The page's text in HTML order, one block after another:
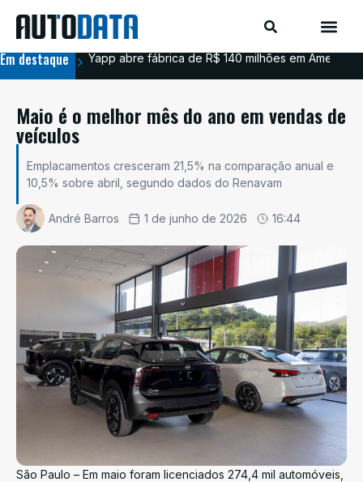
Em destaque Yapp abre fábrica de R$ 140 milhões em
Maio é o melhor mês do ano em vendas de
veículos
Emplacamentos cresceram 21,5% na comparação anual e
10,5% sobre abril, segundo dados do Renavam
André Barros 1 de junho de 2026 16:44
São Paulo – Em maio foram licenciados 274,4 mil automóveis,